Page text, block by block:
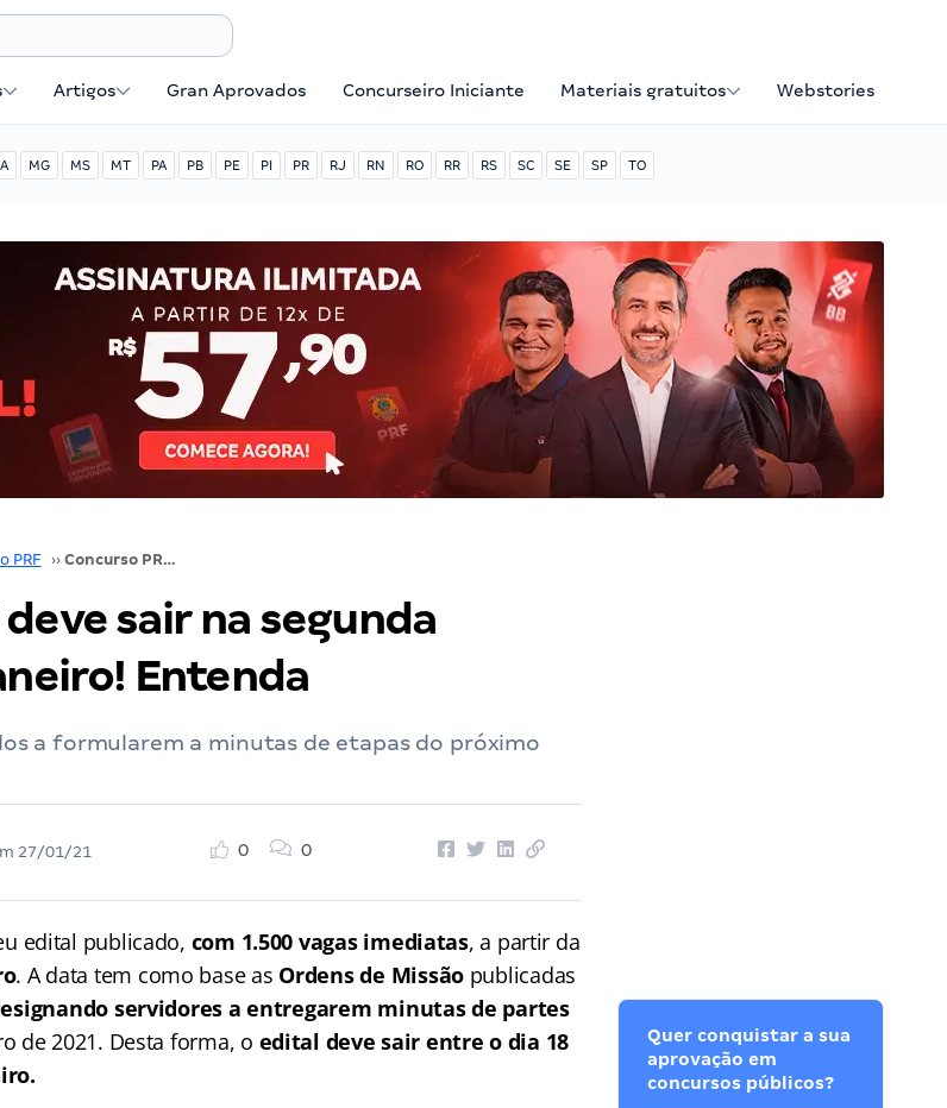
Artigos Gran Aprovados Concurseiro Iniciante Materiais gratuitos Webstories
MG MS MT PA PB PE PI PR RJ RN RO RR RS SC SE SP TO
PRF ›› Concurso PRF deve sair na segunda quinzena de janeiro! Entenda
sair na segunda
Entenda
a formularem a minutas de etapas do próximo
27/01/21
0 0
edital publicado, com 1.500 vagas imediatas, a partir da
. A data tem como base as Ordens de Missãopublicadas
servidores a entregarem minutas de partes
de 2021. Desta forma, o edital deve sair entre o dia 18
Quer conquistar a sua
aprovação em
concursos públicos?